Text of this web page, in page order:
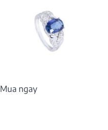
Mua ngay